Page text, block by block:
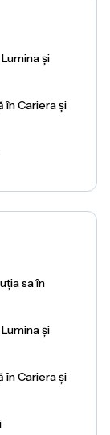
și
în Cariera și
sa în
și
în Cariera și